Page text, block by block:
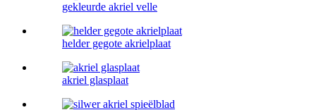
gekleurde akriel velle
helder gegote akrielplaat
akriel glasplaat